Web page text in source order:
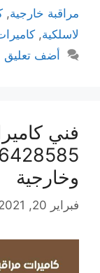
مراقبة خارجية,
لاسلكية,
أضف تعليق
فني
وخارجية
فبراير 20, 2021